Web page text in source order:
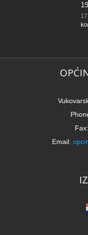
Fax:
Email: